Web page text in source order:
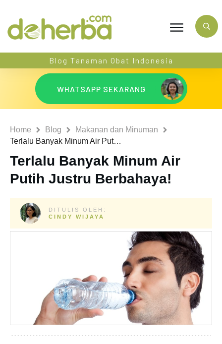
Blog Tanaman Obat Indonesia
WHATSAPP SEKARANG
Home Blog
Makanan dan Minuman
Terlalu Banyak Minum Air Putih Justru Berbahaya!
Terlalu Banyak Minum Air
Putih Justru Berbahaya!
DITULIS OLEH:
CINDY WIJAYA